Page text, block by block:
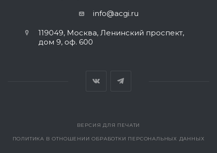
info@acgi.ru
119049, Москва, Ленинский проспект,
дом 9, оф. 600
ВЕРСИЯ ДЛЯ ПЕЧАТИ
ПОЛИТИКА В ОТНОШЕНИИ ОБРАБОТКИ ПЕРСОНАЛЬНЫХ ДАННЫХ